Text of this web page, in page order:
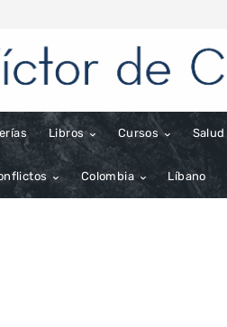
Libros Cursos Salud
Colombia Líbano